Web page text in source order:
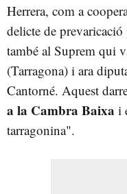
Herrera, com a
delicte de
també al Suprem qui
(Tarragona) i ara
Cantorné. Aquest
a la Cambra Baixa i
tarragonina".